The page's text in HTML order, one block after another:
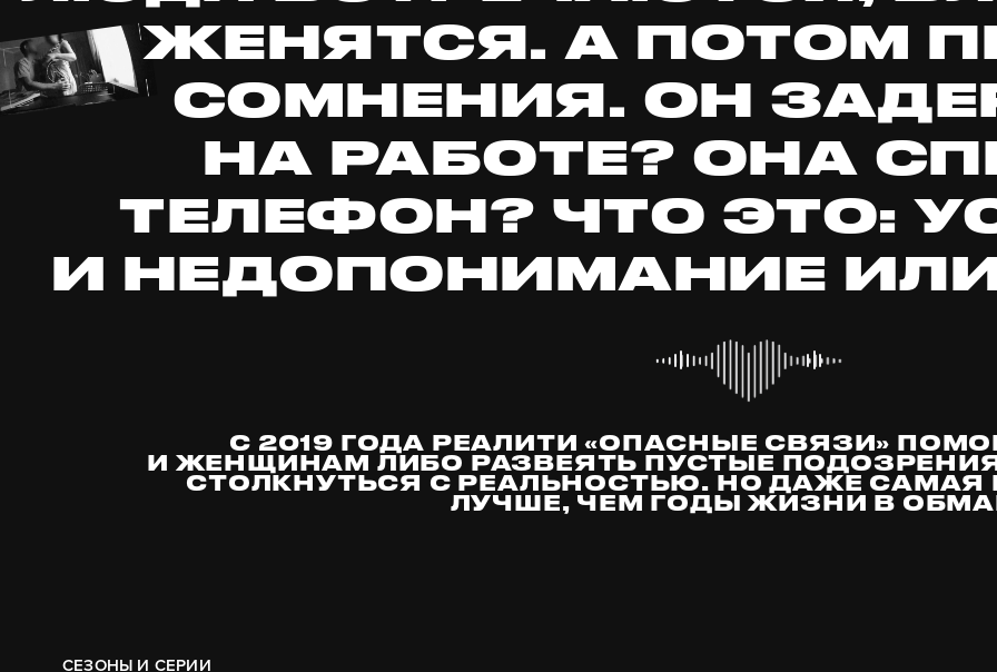
ЖЕНЯТСЯ. А ПОТОМ
СОМНЕНИЯ. ОН
НА РАБОТЕ? ОНА
ТЕЛЕФОН? ЧТО ЭТО:
И НЕДОПОНИМАНИЕ
С 2019 ГОДА РЕАЛИТИ «ОПАСНЫЕ СВЯЗИ»
И ЖЕНЩИНАМ ЛИБО РАЗВЕЯТЬ ПУСТЫЕ
СТОЛКНУТЬСЯ С РЕАЛЬНОСТЬЮ. НО ДАЖЕ САМАЯ
ЛУЧШЕ, ЧЕМ ГОДЫ ЖИЗНИ В
СЕЗОНЫ И СЕРИИ